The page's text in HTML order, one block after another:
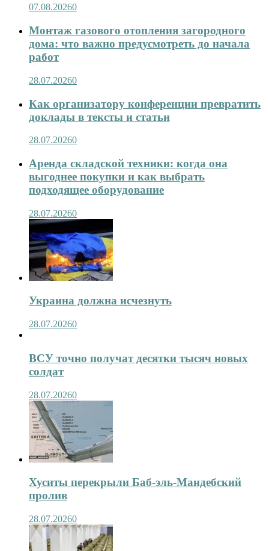
07.08.20260
Монтаж газового отопления загородного
дома: что важно предусмотреть до начала
работ
28.07.20260
Как организатору конференции превратить
доклады в тексты и статьи
28.07.20260
Аренда складской техники: когда она
выгоднее покупки и как выбрать
подходящее оборудование
28.07.20260
Украина должна исчезнуть
28.07.20260
ВСУ точно получат десятки тысяч новых
солдат
28.07.20260
Хуситы перекрыли Баб-эль-Мандебский
пролив
28.07.20260